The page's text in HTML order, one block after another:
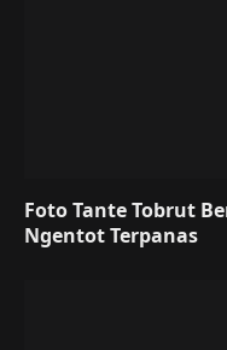
Foto Tante Tobrut
Ngentot Terpanas